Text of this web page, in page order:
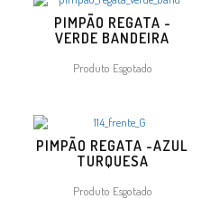
PIMPÃO REGATA -
VERDE BANDEIRA
Produto Esgotado
PIMPÃO REGATA -AZUL
TURQUESA
Produto Esgotado